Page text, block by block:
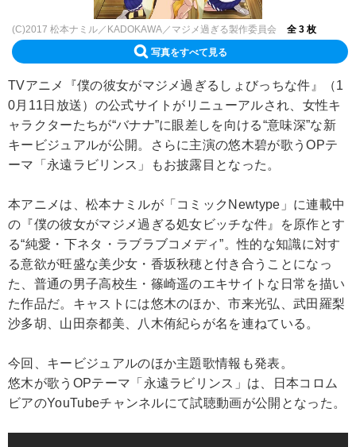
(C)2017 松本ナミル／KADOKAWA／マジメ過ぎる製作委員会 全 3 枚
写真をすべて見る
TVアニメ『僕の彼女がマジメ過ぎるしょびっちな件』（1
0月11日放送）の公式サイトがリニューアルされ、女性キ
ャラクターたちが“バナナ”に眼差しを向ける“意味深”な新
キービジュアルが公開。さらに主演の悠木碧が歌うOPテ
ーマ「永遠ラビリンス」もお披露目となった。
本アニメは、松本ナミルが「コミックNewtype」に連載中
の『僕の彼女がマジメ過ぎる処女ビッチな件』を原作とす
る“純愛・下ネタ・ラブラブコメディ”。性的な知識に対す
る意欲が旺盛な美少女・香坂秋穂と付き合うことになっ
た、普通の男子高校生・篠崎遥のエキサイトな日常を描い
た作品だ。キャストには悠木のほか、市来光弘、武田羅梨
沙多胡、山田奈都美、八木侑紀らが名を連ねている。
今回、キービジュアルのほか主題歌情報も発表。
悠木が歌うOPテーマ「永遠ラビリンス」は、日本コロム
ビアのYouTubeチャンネルにて試聴動画が公開となった。